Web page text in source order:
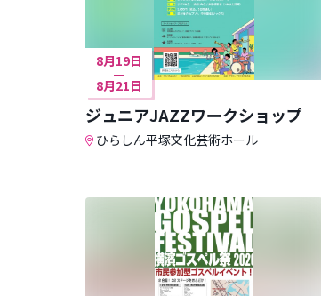
8月19日
8月21日
ジュニアJAZZワークショップ
ひらしん平塚文化芸術ホール